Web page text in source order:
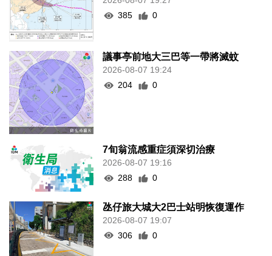
385
0
議事亭前地大三巴等一帶將滅蚊
2026-08-07 19:24
204
0
7旬翁流感重症須深切治療
2026-08-07 19:16
288
0
氹仔旅大城大2巴士站明恢復運作
2026-08-07 19:07
306
0